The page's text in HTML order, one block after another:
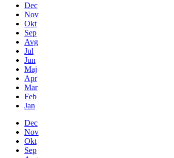
Dec
Nov
Okt
Sep
Avg
Jul
Jun
Maj
Apr
Mar
Feb
Jan
Dec
Nov
Okt
Sep